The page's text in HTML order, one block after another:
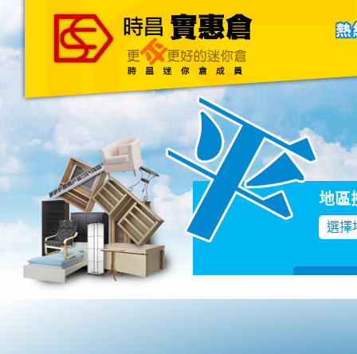
主頁 關於我們 聯絡我們
地區
選擇